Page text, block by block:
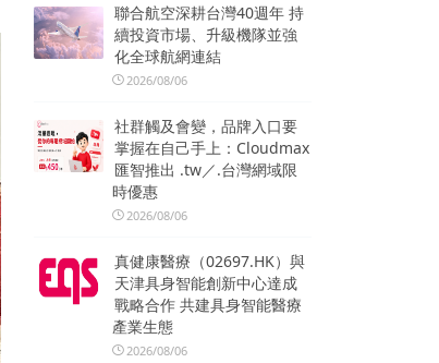
聯合航空深耕台灣40週年 持
續投資市場、升級機隊並強
化全球航網連結
2026/08/06
社群觸及會變，品牌入口要
掌握在自己手上：Cloudmax
匯智推出 .tw／.台灣網域限
時優惠
2026/08/06
真健康醫療（02697.HK）與
天津具身智能創新中心達成
戰略合作 共建具身智能醫療
產業生態
2026/08/06